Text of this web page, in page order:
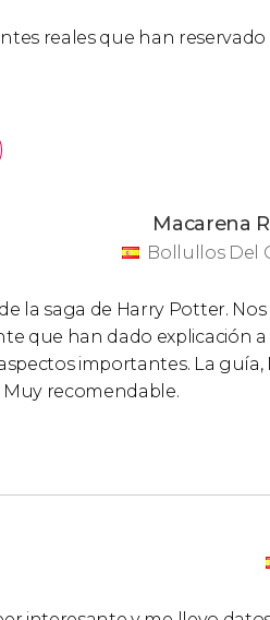
reales que han
Macarena
Bollullos Del
la saga de Harry Potter.
que han dado explicación
importantes. La guía,
Muy recomendable.